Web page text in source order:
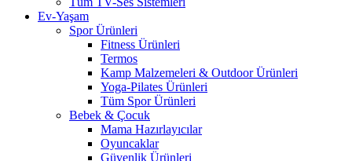
Ev-Yaşam
Spor Ürünleri
Fitness Ürünleri
Termos
Kamp Malzemeleri & Outdoor Ürünleri
Yoga-Pilates Ürünleri
Tüm Spor Ürünleri
Bebek & Çocuk
Mama Hazırlayıcılar
Oyuncaklar
Güvenlik Ürünleri